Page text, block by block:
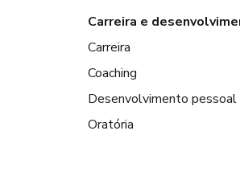
Carreira e
Carreira
Coaching
Desenvolvimento pessoal
Oratória